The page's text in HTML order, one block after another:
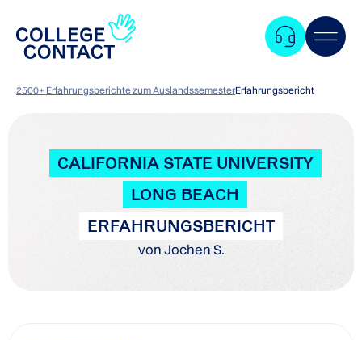
2500+ Erfahrungsberichte zum AuslandssemesterErfahrungsbericht
CALIFORNIA STATE UNIVERSITY
LONG BEACH
ERFAHRUNGSBERICHT
von Jochen S.